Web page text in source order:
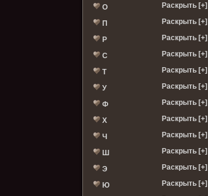
О Раскрыть [+]
П Раскрыть [+]
Р Раскрыть [+]
С Раскрыть [+]
Т Раскрыть [+]
У Раскрыть [+]
Ф Раскрыть [+]
Х Раскрыть [+]
Ч Раскрыть [+]
Ш Раскрыть [+]
Э Раскрыть [+]
Ю Раскрыть [+]